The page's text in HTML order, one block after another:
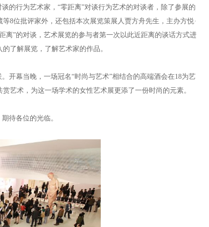
的行为艺术家，“零距离”对谈行为艺术的对谈者，除了参展的
8位批评家外，还包括本次展览策展人贾方舟先生，主办方悦·
离”的对谈，艺术展览的参与者第一次以此近距离的谈话方式进
了解展览，了解艺术家的作品。
开幕当晚，一场冠名“时尚与艺术”相结合的高端酒会在18为艺
艺术，为这一场学术的女性艺术展更添了一份时尚的元素。
待各位的光临。